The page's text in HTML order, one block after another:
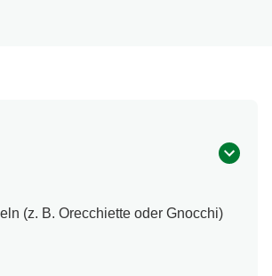
(z. B. Orecchiette oder Gnocchi)